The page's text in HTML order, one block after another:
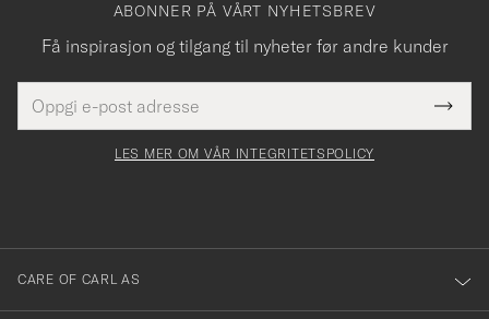
ABONNER PÅ VÅRT NYHETSBREV
Få inspirasjon og tilgang til nyheter før andre kunder
postadresse
felt
Tack
för
dig
till
vårt
LES MER OM VÅR INTEGRITETSPOLICY
CARE OF CARL AS